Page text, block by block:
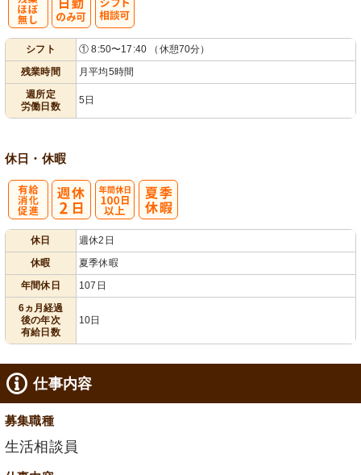
シフト
① 8:50〜17:40 （休憩70分）
残業時間
月平均5時間
週所定
労働日数
5日
休日・休暇
休日
週休2日
休暇
夏季休暇
年間休日
107日
6ヵ月経過
後の年次
有給日数
10日
仕事内容
募集職種
生活相談員